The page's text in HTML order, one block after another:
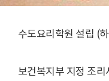
수도요리학원 설립 (
보건복지부 지정 조리